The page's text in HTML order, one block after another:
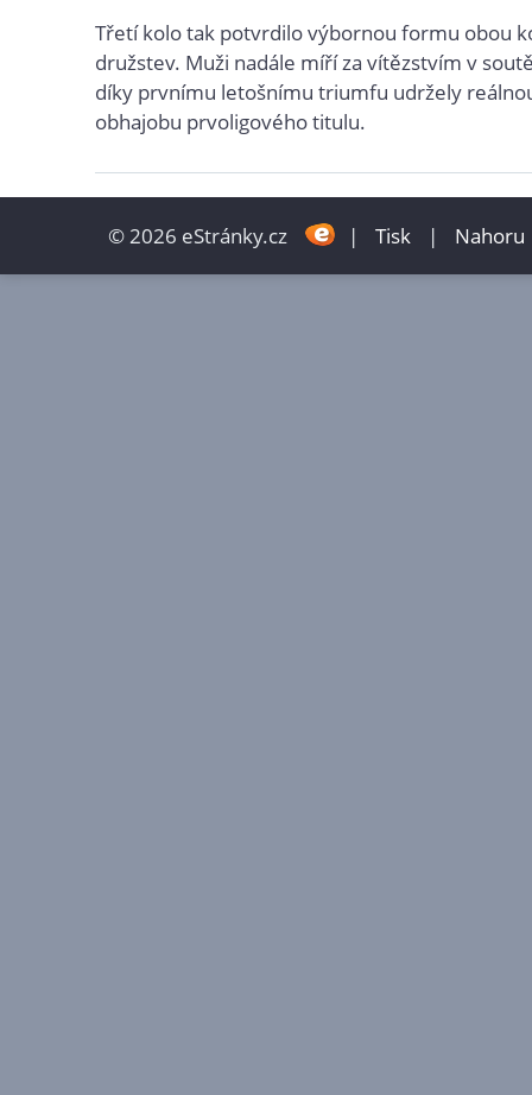
Třetí kolo tak potvrdilo výbornou formu obou
družstev. Muži nadále míří za vítězstvím v
díky prvnímu letošnímu triumfu udržely
obhajobu prvoligového titulu.
© 2026 eStránky.cz | Tisk | Nahoru